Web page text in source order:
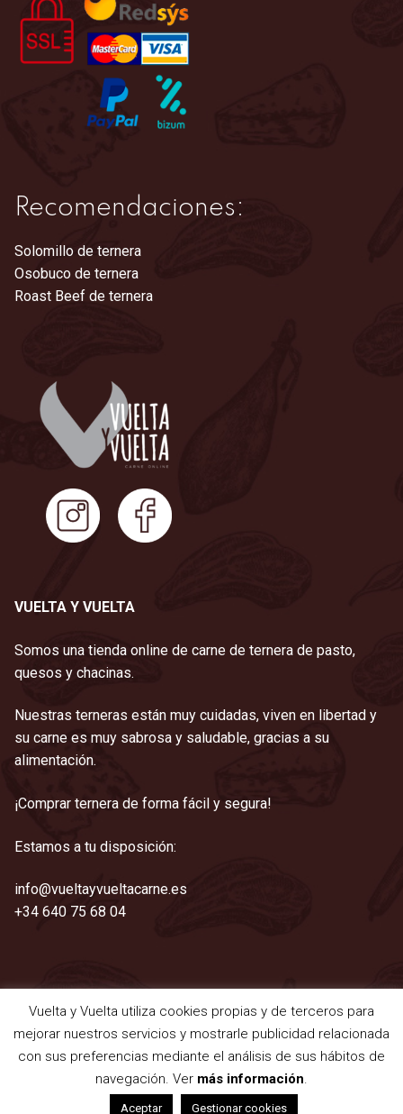
elegir
la
de
producto
Recomendaciones:
Solomillo de ternera
Osobuco de ternera
Roast Beef de ternera
VUELTA Y VUELTA
Somos una tienda online de carne de ternera de pasto,
quesos y chacinas.
Nuestras terneras están muy cuidadas, viven en libertad y
su carne es muy sabrosa y saludable, gracias a su
alimentación.
¡Comprar ternera de forma fácil y segura!
Estamos a tu disposición:
info@vueltayvueltacarne.es
+34 640 75 68 04
©2021 Vuelta y Vuelta
Aviso legal|Cookies|Privacidad|Términos y condiciones
Vuelta y Vuelta utiliza cookies propias y de terceros para
mejorar nuestros servicios y mostrarle publicidad relacionada
con sus preferencias mediante el análisis de sus hábitos de
navegación. Ver más información.
Aceptar Gestionar cookies